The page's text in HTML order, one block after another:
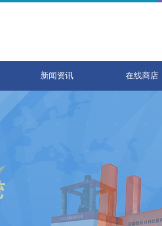
新闻资讯 在线商店